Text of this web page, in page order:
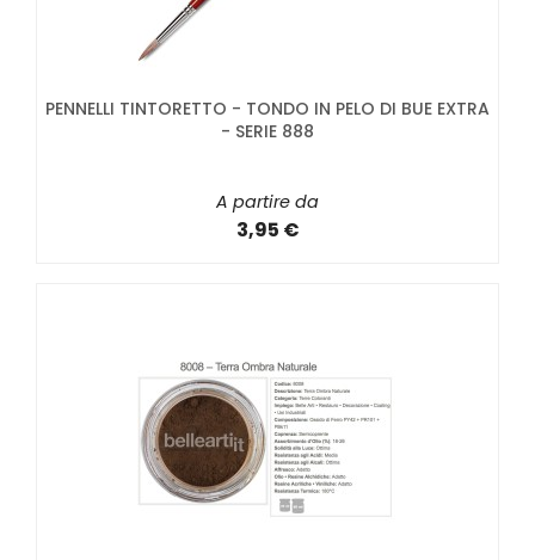
PENNELLI TINTORETTO - TONDO IN PELO DI BUE EXTRA
- SERIE 888
A partire da
3,95 €